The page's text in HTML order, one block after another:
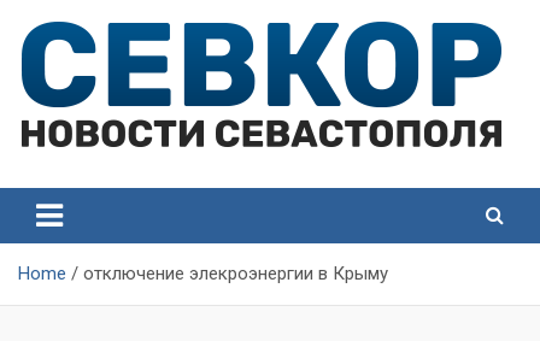
content
Севастополя
Севастополя
Home отключение элекроэнергии в Крыму